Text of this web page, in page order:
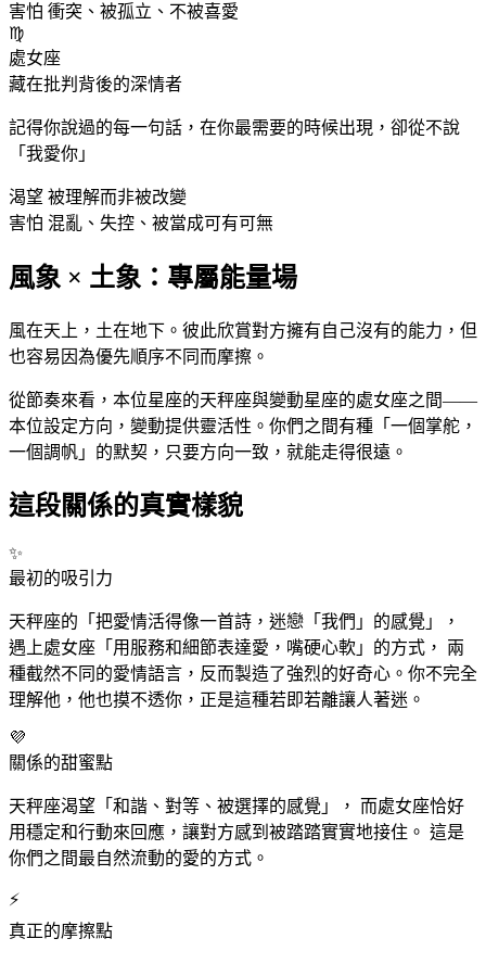
害怕 衝突、被孤立、不被喜愛
♍
處女座
藏在批判背後的深情者
記得你說過的每一句話，在你最需要的時候出現，卻從不說
「我愛你」
渴望 被理解而非被改變
害怕 混亂、失控、被當成可有可無
風象 × 土象：專屬能量場
風在天上，土在地下。彼此欣賞對方擁有自己沒有的能力，但
也容易因為優先順序不同而摩擦。
從節奏來看，本位星座的天秤座與變動星座的處女座之間——
本位設定方向，變動提供靈活性。你們之間有種「一個掌舵，
一個調帆」的默契，只要方向一致，就能走得很遠。
這段關係的真實樣貌
✨
最初的吸引力
天秤座的「把愛情活得像一首詩，迷戀「我們」的感覺」，
遇上處女座 「用服務和細節表達愛，嘴硬心軟」的方式， 兩
種截然不同的愛情語言，反而製造了強烈的好奇心。你不完全
理解他，他也摸不透你，正是這種若即若離讓人著迷。
💜
關係的甜蜜點
天秤座渴望「和諧、對等、被選擇的感覺」， 而處女座恰好
用穩定和行動來回應，讓對方感到被踏踏實實地接住。 這是
你們之間最自然流動的愛的方式。
⚡
真正的摩擦點